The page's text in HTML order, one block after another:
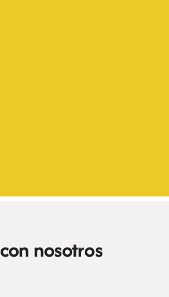
con nosotros